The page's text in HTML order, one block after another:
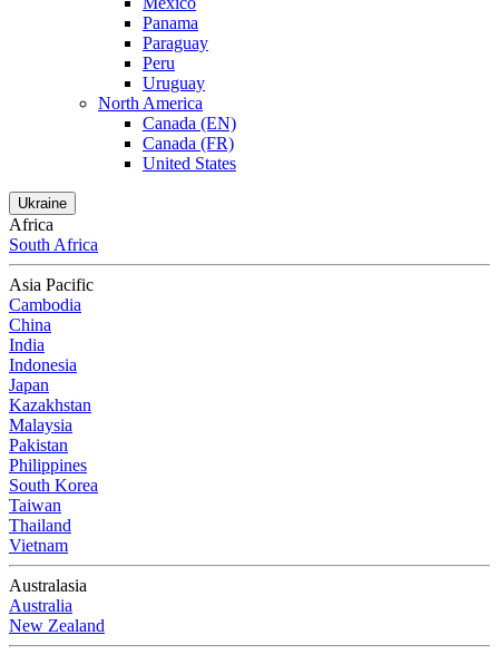
Panama
Paraguay
Peru
Uruguay
North America
Canada (EN)
Canada (FR)
United States
Ukraine
Africa
South Africa
Asia Pacific
Cambodia
China
India
Indonesia
Japan
Kazakhstan
Malaysia
Pakistan
Philippines
South Korea
Taiwan
Thailand
Vietnam
Australasia
Australia
New Zealand